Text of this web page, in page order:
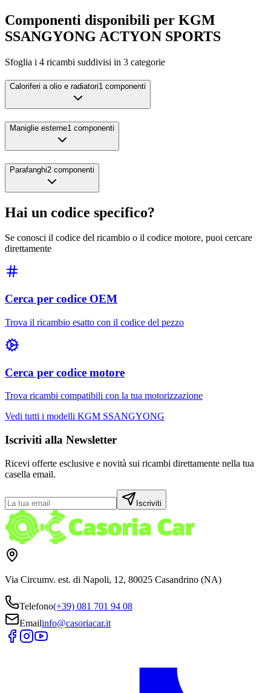
Componenti disponibili per KGM
SSANGYONG ACTYON SPORTS
Sfoglia i 4 ricambi suddivisi in 3 categorie
Caloriferi a olio e radiatori1 componenti
Maniglie esterne1 componenti
Parafanghi2 componenti
Hai un codice specifico?
Se conosci il codice del ricambio o il codice motore, puoi cercare
direttamente
Cerca per codice OEM
Trova il ricambio esatto con il codice del pezzo
Cerca per codice motore
Trova ricambi compatibili con la tua motorizzazione
Vedi tutti i modelli KGM SSANGYONG
Iscriviti alla Newsletter
Ricevi offerte esclusive e novità sui ricambi direttamente nella tua
casella email.
Iscriviti
Via Circumv. est. di Napoli, 12, 80025 Casandrino (NA)
Telefono(+39) 081 701 94 08
Emailinfo@casoriacar.it